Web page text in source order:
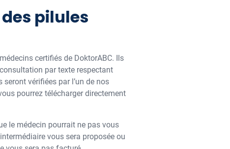
pilules
certifiés de DoktorABC. Ils
par texte respectant
vérifiées par l’un de nos
pourrez télécharger directement
le médecin pourrait ne pas vous
vous sera proposée ou